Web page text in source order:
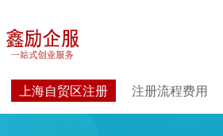
上海自贸区注册 注册流程费用